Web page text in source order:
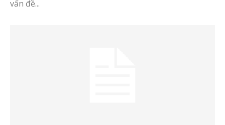
vấn đề...